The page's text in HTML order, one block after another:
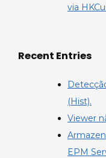
via
Recent Entries
(Hist).
Viewer
EPM